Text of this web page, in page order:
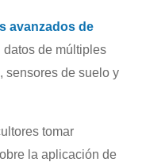
avanzados de
datos de múltiples
sensores de suelo y
tomar
la aplicación de